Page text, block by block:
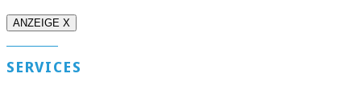
ANZEIGE X
SERVICES